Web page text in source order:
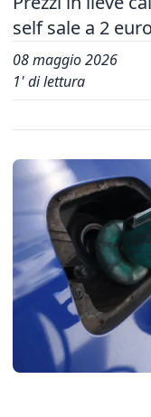
self sale a 2 euro
08 maggio 2026
1' di lettura